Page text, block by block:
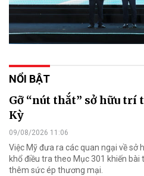
NỔI BẬT
Gỡ “nút thắt” sở hữu trí
Kỳ
09/08/2026 11:06
Việc Mỹ đưa ra các quan ngại về sở
khổ điều tra theo Mục 301 khiến
thêm sức ép thương mại.